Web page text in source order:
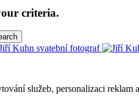
criteria.
služeb, personalizaci